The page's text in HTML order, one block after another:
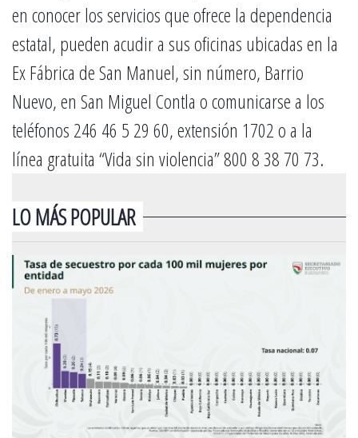
en conocer los servicios que ofrece la dependencia
estatal, pueden acudir a sus oficinas ubicadas en la
Ex Fábrica de San Manuel, sin número, Barrio
Nuevo, en San Miguel Contla o comunicarse a los
teléfonos 246 46 5 29 60, extensión 1702 o a la
línea gratuita “Vida sin violencia” 800 8 38 70 73.
LO MÁS POPULAR